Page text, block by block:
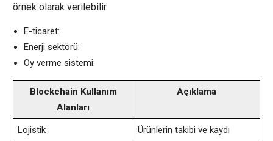
örnek olarak verilebilir.
E-ticaret:
Enerji sektörü:
Oy verme sistemi:
Blockchain Kullanım
Alanları
Açıklama
Lojistik Ürünlerin takibi ve kaydı